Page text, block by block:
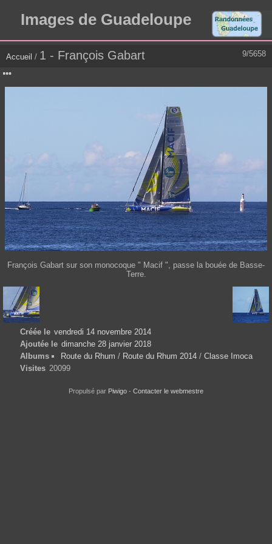
Images de Guadeloupe
9/5658
Accueil / 1 - François Gabart
François Gabart sur son monocoque " Macif ", passe la bouée de Basse-
Terre.
Créée le vendredi 14 novembre 2014
Ajoutée le dimanche 28 janvier 2018
Albums
Route du Rhum / Route du Rhum 2014 / Classe Imoca
Visites 20099
Propulsé par Piwigo - Contacter le webmestre